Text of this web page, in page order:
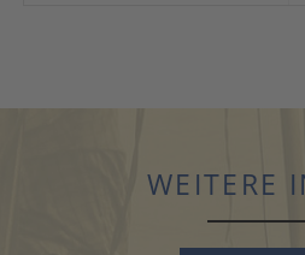
WEITERE